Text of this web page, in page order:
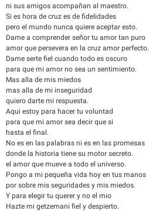
ni sus amigos acompañan al maestro.
Si es hora de cruz es de fidelidades
pero el mundo nunca quiere aceptar esto.
Dame a comprender señor tu amor tan puro
amor que persevera en la cruz amor perfecto.
Dame serte fiel cuando todo es oscuro
para que mi amor no sea un sentimiento.
Mas alla de mis miedos
mas alla de mi inseguridad
quiero darte mi respuesta.
Aqui estoy para hacer tu voluntad
para que mi amor sea decir que si
hasta el final.
No es en las palabras ni es en las promesas
donde la historia tiene su motor secreto.
el amor que mueve a todo el universo.
Pongo a mi pequeña vida hoy en tus manos
por sobre mis seguridades y mis miedos.
Y para elegir tu querer y no el mio
Hazte mi getzemani fiel y despierto.